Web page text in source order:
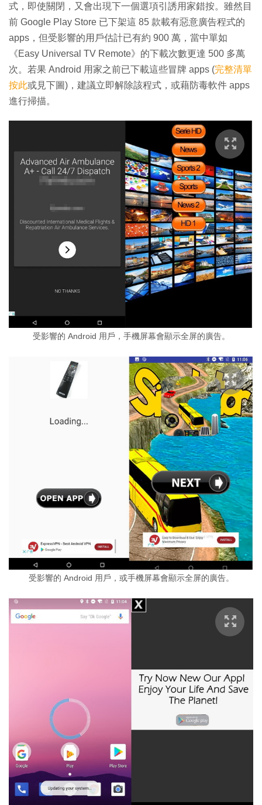
式，即使關閉，又會出現下一個選項引誘用家錯按。雖然目
前 Google Play Store 已下架這 85 款載有惡意廣告程式的
apps，但受影響的用戶估計已有約 900 萬，當中單如
《Easy Universal TV Remote》的下載次數更達 500 多萬
次。若果 Android 用家之前已下載這些冒牌 apps (完整清單
按此或見下圖)，建議立即解除該程式，或藉防毒軟件 apps
進行掃描。
受影響的 Android 用戶，手機屏幕會顯示全屏的廣告。
受影響的 Android 用戶，或手機屏幕會顯示全屏的廣告。